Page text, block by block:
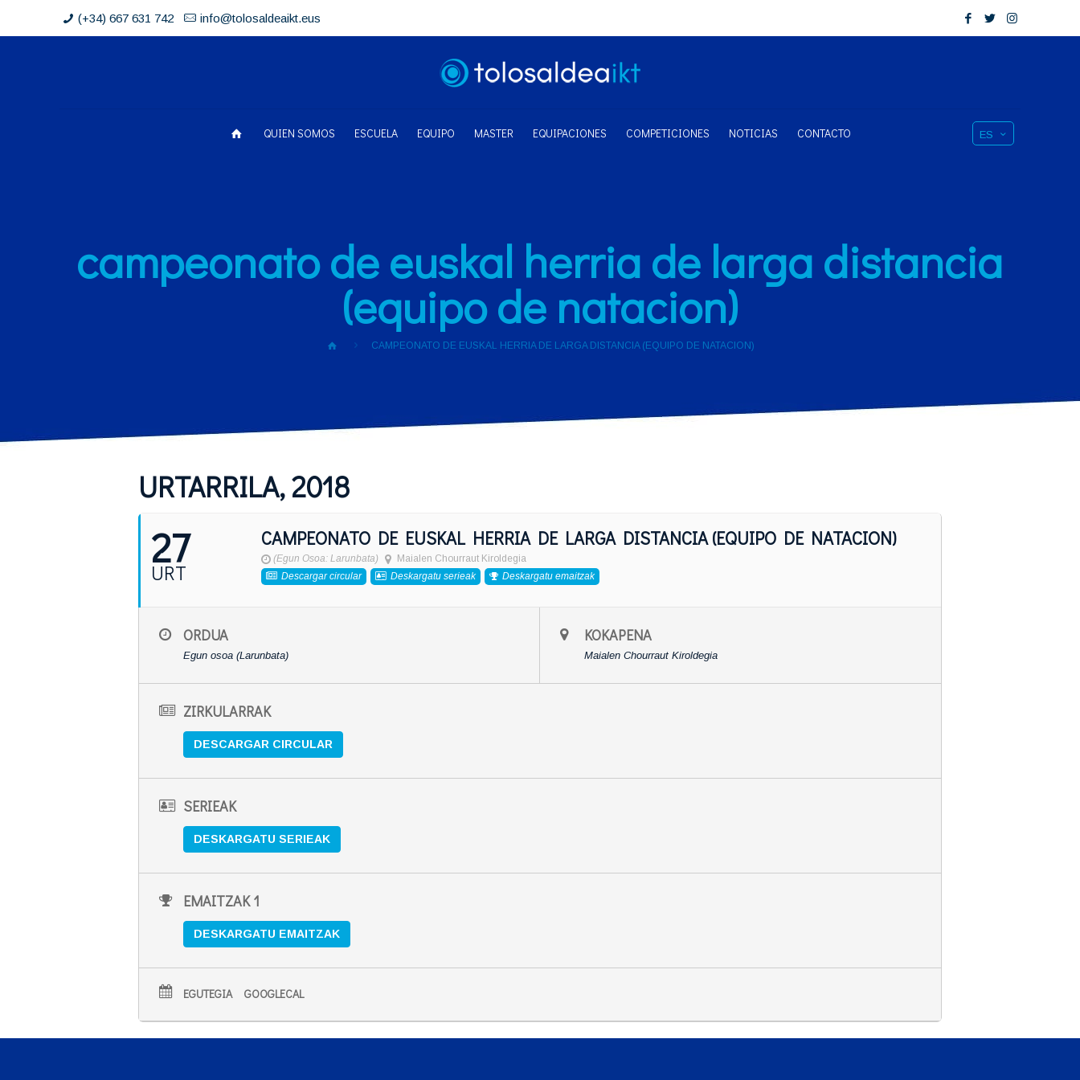
(+34) 667 631 742 info@tolosaldeaikt.eus
QUIEN SOMOS ESCUELA EQUIPO MASTER EQUIPACIONES COMPETICIONES NOTICIAS CONTACTO ES
campeonato de euskal herria de larga distancia
(equipo de natacion)
CAMPEONATO DE EUSKAL HERRIA DE LARGA DISTANCIA (EQUIPO DE NATACION)
URTARRILA, 2018
27
URT
CAMPEONATO DE EUSKAL HERRIA DE LARGA DISTANCIA (EQUIPO DE NATACION)
(Egun Osoa: Larunbata)
Maialen Chourraut Kiroldegia
Descargar circular
Deskargatu serieak Deskargatu emaitzak
ORDUA
Egun osoa (Larunbata)
KOKAPENA
Maialen Chourraut Kiroldegia
ZIRKULARRAK
DESCARGAR CIRCULAR
SERIEAK
DESKARGATU SERIEAK
EMAITZAK 1
DESKARGATU EMAITZAK
EGUTEGIA GOOGLECAL